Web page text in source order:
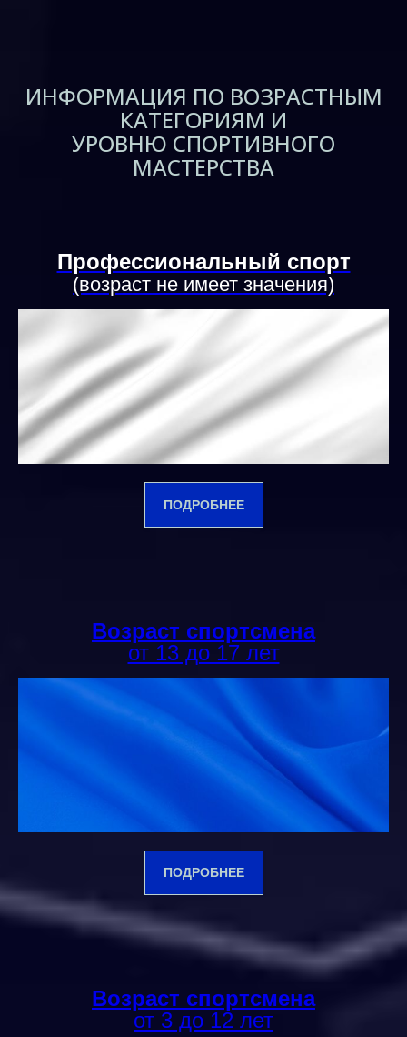
ИНФОРМАЦИЯ ПО ВОЗРАСТНЫМ
КАТЕГОРИЯМ И
УРОВНЮ СПОРТИВНОГО
МАСТЕРСТВА
Профессиональный спорт
(возраст не имеет значения)
ПОДРОБНЕЕ
Возраст спортсмена
от 13 до 17 лет
ПОДРОБНЕЕ
Возраст спортсмена
от 3 до 12 лет